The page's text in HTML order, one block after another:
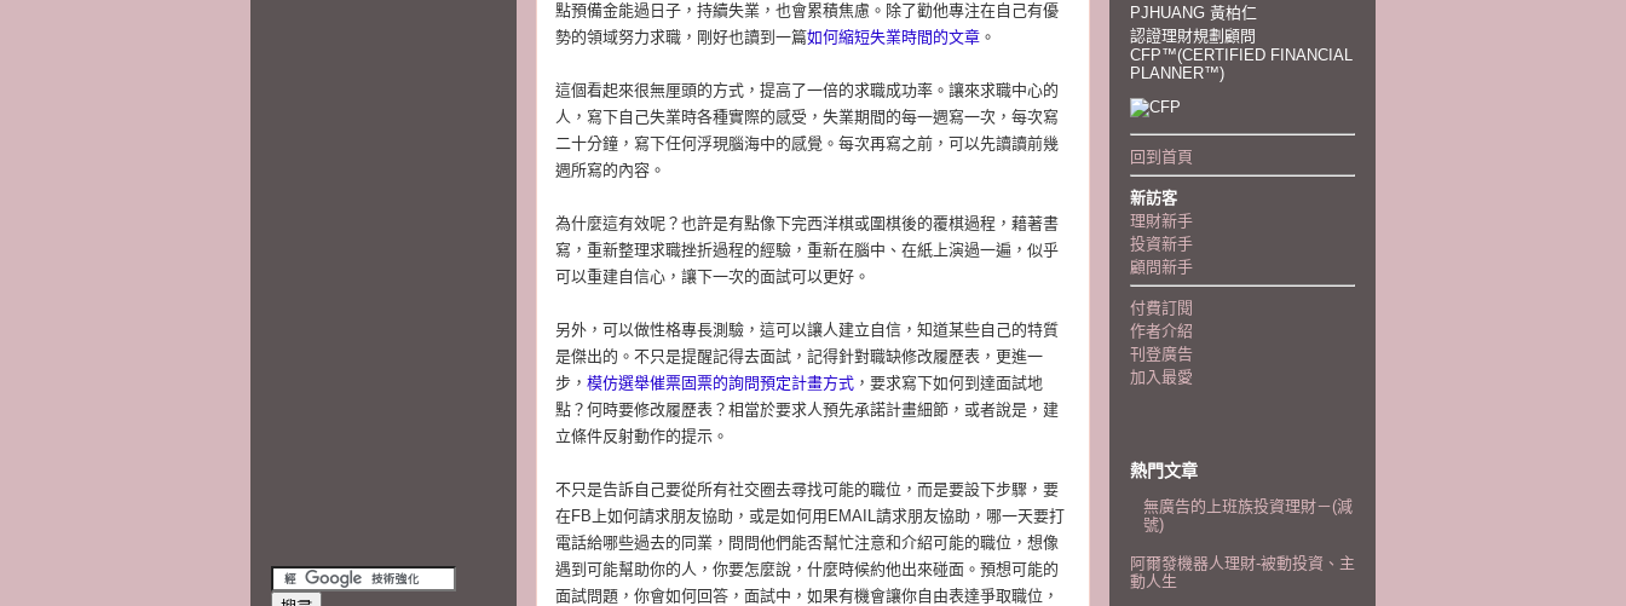
點預備金能過日子，持續失業，也會累積焦慮。除了勸他專注在自己有優
勢的領域努力求職，剛好也讀到一篇如何縮短失業時間的文章 。
這個看起來很無厘頭的方式，提高了一倍的求職成功率。讓來求職中心的
人，寫下自己失業時各種實際的感受，失業期間的每一週寫一次，每次寫
二十分鐘，寫下任何浮現腦海中的感覺。每次再寫之前，可以先讀讀前幾
週所寫的內容。
為什麼這有效呢？也許是有點像下完西洋棋或圍棋後的覆棋過程，藉著書
寫，重新整理求職挫折過程的經驗，重新在腦中、在紙上演過一遍，似乎
可以重建自信心，讓下一次的面試可以更好。
另外，可以做性格專長測驗，這可以讓人建立自信，知道某些自己的特質
是傑出的。不只是提醒記得去面試，記得針對職缺修改履歷表，更進一
步， 模仿選舉催票固票的詢問預定計畫方式 ，要求寫下如何到達面試地
點？何時要修改履歷表？相當於要求人預先承諾計畫細節，或者說是，建
立條件反射動作的提示。
不只是告訴自己要從所有社交圈去尋找可能的職位，而是要設下步驟，要
在FB上如何請求朋友協助，或是如何用EMAIL請求朋友協助，哪一天要打
電話給哪些過去的同業，問問他們能否幫忙注意和介紹可能的職位，想像
遇到可能幫助你的人，你要怎麼說，什麼時候約他出來碰面。預想可能的
面試問題，你會如何回答，面試中，如果有機會讓你自由表達爭取職位，
PJHUANG 黃柏仁
認證理財規劃顧問
CFP™(CERTIFIED FINANCIAL
PLANNER™)
回到首頁
新訪客
理財新手
投資新手
顧問新手
付費訂閱
作者介紹
刊登廣告
加入最愛
熱門文章
無廣告的上班族投資理財－(減
號)
阿爾發機器人理財-被動投資、主
動人生